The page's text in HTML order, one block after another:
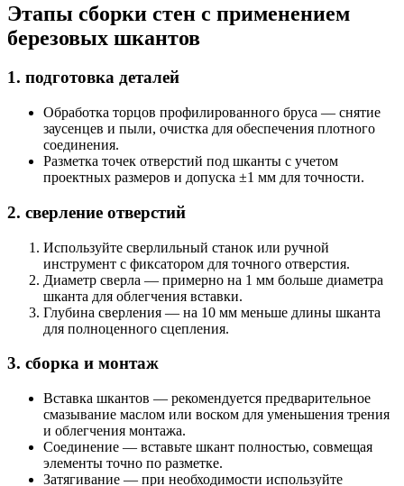
Этапы сборки стен с применением
березовых шкантов
1. подготовка деталей
Обработка торцов профилированного бруса — снятие
заусенцев и пыли, очистка для обеспечения плотного
соединения.
Разметка точек отверстий под шканты с учетом
проектных размеров и допуска ±1 мм для точности.
2. сверление отверстий
Используйте сверлильный станок или ручной
инструмент с фиксатором для точного отверстия.
Диаметр сверла — примерно на 1 мм больше диаметра
шканта для облегчения вставки.
Глубина сверления — на 10 мм меньше длины шканта
для полноценного сцепления.
3. сборка и монтаж
Вставка шкантов — рекомендуется предварительное
смазывание маслом или воском для уменьшения трения
и облегчения монтажа.
Соединение — вставьте шкант полностью, совмещая
элементы точно по разметке.
Затягивание — при необходимости используйте